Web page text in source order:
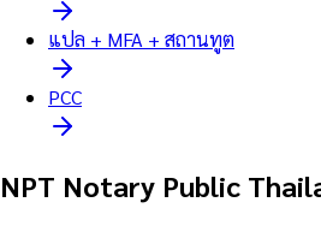
แปล + MFA + สถานทูต
PCC
NPT Notary Public